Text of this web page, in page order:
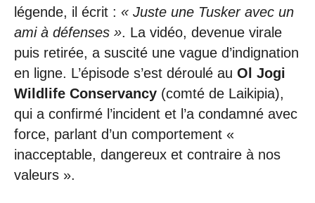
légende, il écrit : « Juste une Tusker avec un
ami à défenses ». La vidéo, devenue virale
puis retirée, a suscité une vague d’indignation
en ligne. L’épisode s’est déroulé au Ol Jogi
Wildlife Conservancy (comté de Laikipia),
qui a confirmé l’incident et l’a condamné avec
force, parlant d’un comportement «
inacceptable, dangereux et contraire à nos
valeurs ».